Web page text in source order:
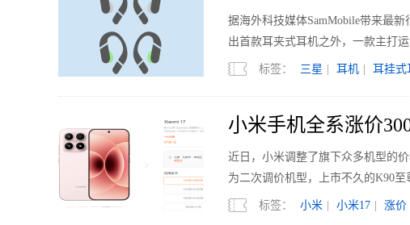
据海外科技媒体SamMobile带来最
出首款耳夹式耳机之外，一款主打
标签： 三星 耳机 耳挂式
小米手机全系涨价
近日，小米调整了旗下众多机型的
为二次调价机型，上市不久的K90至
标签： 小米 小米17 涨价